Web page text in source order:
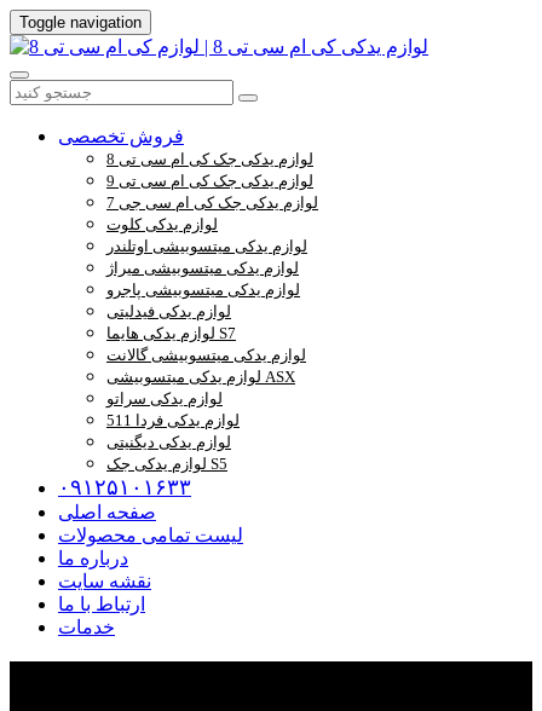
Toggle navigation
فروش تخصصی
لوازم یدکی جک کی ام سی تی 8
لوازم یدکی جک کی ام سی تی 9
لوازم یدکی جک کی ام سی جی 7
لوازم یدکی کلوت
لوازم یدکی میتسوبیشی اوتلندر
لوازم یدکی میتسوبیشی میراژ
لوازم یدکی میتسوبیشی پاجرو
لوازم یدکی فیدلیتی
لوازم یدکی هایما S7
لوازم یدکی میتسوبیشی گالانت
لوازم یدکی میتسوبیشی ASX
لوازم یدکی سراتو
لوازم یدکی فردا 511
لوازم یدکی دیگنیتی
لوازم یدکی جک S5
۰۹۱۲۵۱۰۱۶۳۳
صفحه اصلی
لیست تمامی محصولات
درباره ما
نقشه سایت
ارتباط با ما
خدمات